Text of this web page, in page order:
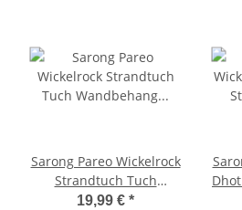
Sarong Pareo Wickelrock
Strandtuch Tuch
Wandbehang Keltisch
19,99 € *